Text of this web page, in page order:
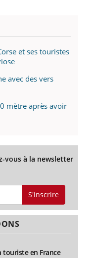
et ses touristes
avec des vers
mètre après avoir
vous à la newsletter
S'inscrire
touriste en France